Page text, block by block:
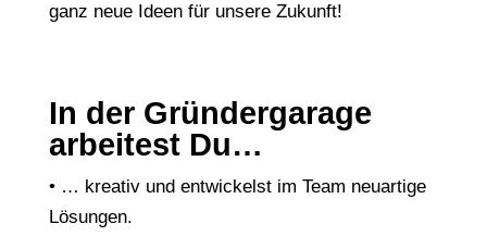
ganz neue Ideen für unsere Zukunft!
In der Gründergarage
arbeitest Du…
• … kreativ und entwickelst im Team neuartige
Lösungen.